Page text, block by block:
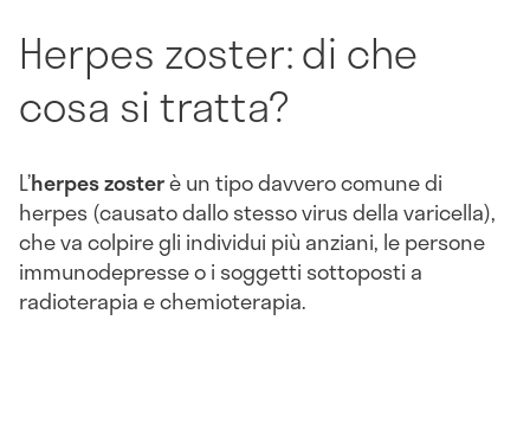
Herpes zoster: di che
cosa si tratta?
L’herpes zosterè un tipo davvero comune di
herpes (causato dallo stesso virus della varicella),
che va colpire gli individui più anziani, le persone
immunodepresse o i soggetti sottoposti a
radioterapia e chemioterapia.